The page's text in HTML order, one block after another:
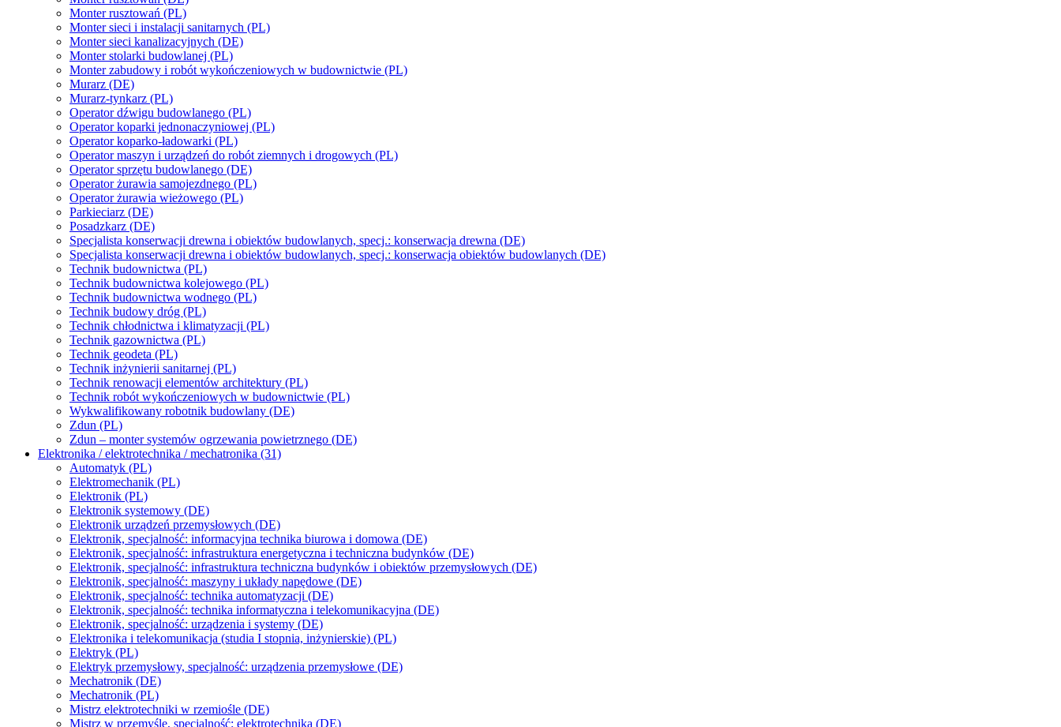
Monter rusztowań (PL)
Monter sieci i instalacji sanitarnych (PL)
Monter sieci kanalizacyjnych (DE)
Monter stolarki budowlanej (PL)
Monter zabudowy i robót wykończeniowych w budownictwie (PL)
Murarz (DE)
Murarz-tynkarz (PL)
Operator dźwigu budowlanego (PL)
Operator koparki jednonaczyniowej (PL)
Operator koparko-ładowarki (PL)
Operator maszyn i urządzeń do robót ziemnych i drogowych (PL)
Operator sprzętu budowlanego (DE)
Operator żurawia samojezdnego (PL)
Operator żurawia wieżowego (PL)
Parkieciarz (DE)
Posadzkarz (DE)
Specjalista konserwacji drewna i obiektów budowlanych, specj.: konserwacja drewna (DE)
Specjalista konserwacji drewna i obiektów budowlanych, specj.: konserwacja obiektów budowlanych (DE)
Technik budownictwa (PL)
Technik budownictwa kolejowego (PL)
Technik budownictwa wodnego (PL)
Technik budowy dróg (PL)
Technik chłodnictwa i klimatyzacji (PL)
Technik gazownictwa (PL)
Technik geodeta (PL)
Technik inżynierii sanitarnej (PL)
Technik renowacji elementów architektury (PL)
Technik robót wykończeniowych w budownictwie (PL)
Wykwalifikowany robotnik budowlany (DE)
Zdun (PL)
Zdun – monter systemów ogrzewania powietrznego (DE)
Elektronika / elektrotechnika / mechatronika (31)
Automatyk (PL)
Elektromechanik (PL)
Elektronik (PL)
Elektronik systemowy (DE)
Elektronik urządzeń przemysłowych (DE)
Elektronik, specjalność: informacyjna technika biurowa i domowa (DE)
Elektronik, specjalność: infrastruktura energetyczna i techniczna budynków (DE)
Elektronik, specjalność: infrastruktura techniczna budynków i obiektów przemysłowych (DE)
Elektronik, specjalność: maszyny i układy napędowe (DE)
Elektronik, specjalność: technika automatyzacji (DE)
Elektronik, specjalność: technika informatyczna i telekomunikacyjna (DE)
Elektronik, specjalność: urządzenia i systemy (DE)
Elektronika i telekomunikacja (studia I stopnia, inżynierskie) (PL)
Elektryk (PL)
Elektryk przemysłowy, specjalność: urządzenia przemysłowe (DE)
Mechatronik (DE)
Mechatronik (PL)
Mistrz elektrotechniki w rzemiośle (DE)
Mistrz w przemyśle, specjalność: elektrotechnika (DE)